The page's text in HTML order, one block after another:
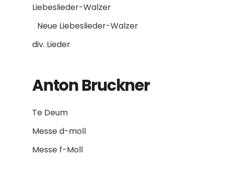
Liebeslieder-Walzer
Neue Liebeslieder-Walzer
div. Lieder
Anton Bruckner
Te Deum
Messe d-moll
Messe f-Moll